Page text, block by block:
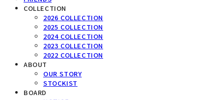
COLLECTION
2026 COLLECTION
2025 COLLECTION
2024 COLLECTION
2023 COLLECTION
2022 COLLECTION
ABOUT
OUR STORY
STOCKIST
BOARD